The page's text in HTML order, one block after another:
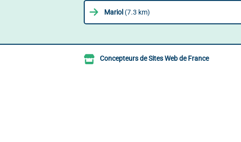
Mariol (7.3 km)
Concepteurs de Sites Web de France